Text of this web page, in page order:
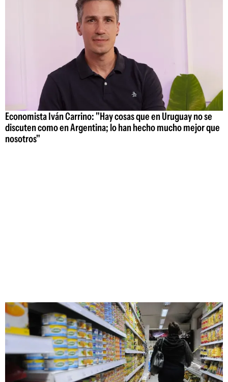
Economista Iván Carrino: "Hay cosas que en Uruguay no se
discuten como en Argentina; lo han hecho mucho mejor que
nosotros"